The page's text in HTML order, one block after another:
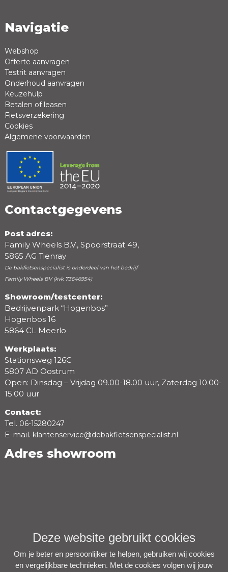
Naam *
Review *
Positieve punten
Beoordeling
Navigatie
Webshop
Offerte aanvragen
Testrit aanvragen
Onderhoud aanvragen
Keuzehulp
Betalen of leasen
Fietsverzekering
Cookies
Algemene voorwaarden
Contactgegevens
Post adres:
Family Wheels B.V., Spoorstraat 49,
5865 AG Tienray
De bakfietsenspecialist is onderdeel van het bedrijf
Family Wheels BV (kvk 73646954)
Showroom/testcenter:
Bedrijvenpark “Hogenbos”
Hogenbos 16
5864 CL Meerlo
Werkplaats:
Stationsweg 126C
5807 AD Oostrum
Open: Dinsdag – Vrijdag 09.00-18.00 uur, Zaterdag 10.00-
15.00 uur
Contact:
Tel. 06-15280247
E-mail. klantenservice@debakfietsenspecialist.nl
Adres showroom
Deze website gebruikt cookies
Om je beter en persoonlijker te helpen, gebruiken wij cookies
en vergelijkbare technieken. Met de cookies volgen wij jouw